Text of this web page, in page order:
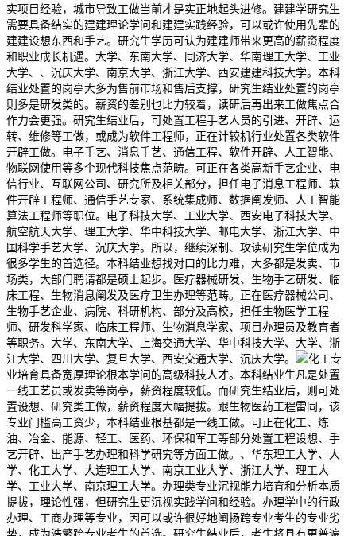
实项目经验，城市导致工做当前才是实正地起头进修。建建学研究生
需要具备结实的建建理论学问和建建实践经验，可以或许使用先辈的
建建设想东西和手艺。研究生学历可认为建建师带来更高的薪资程度
和职业成长机遇。大学、东南大学、同济大学、华南理工大学、工业
大学、、沉庆大学、南京大学、浙江大学、西安建建科技大学。本科
结业处置的岗亭大多为售前市场和售后支撑，研究生结业处置的岗亭
则多是研发类的。薪资的差别也比力较着，读研后再出来工做焦点合
作力会更强。研究生结业后，可处置工程手艺人员的引进、开辟、运
转、维修等工做，或成为软件工程师，正在计较机行业处置各类软件
开辟工做。电子手艺、消息手艺、通信工程、软件开辟、人工智能、
物联网使用等多个现代科技焦点范畴。可正在各类高新手艺企业、电
信行业、互联网公司、研究所及相关部分，担任电子消息工程师、软
件开辟工程师、通信手艺专家、系统集成师、数据阐发师、人工智能
算法工程师等职位。电子科技大学、工业大学、西安电子科技大学、
航空航天大学、理工大学、华中科技大学、邮电大学、浙江大学、中
国科学手艺大学、沉庆大学。所以，继续深制、攻读研究生学位成为
很多学生的首选径。本科结业想找对口的比力难，大多都是发卖、市
场类，大部门聘请都是硕士起步。医疗器械研发、生物手艺研发、临
床工程、生物消息阐发及医疗卫生办理等范畴。正在医疗器械公司、
生物手艺企业、病院、科研机构、部分及高校，担任生物医学工程
师、研发科学家、临床工程师、生物消息学家、项目办理员及教育者
等职务。大学、东南大学、上海交通大学、华中科技大学、大学、浙
江大学、四川大学、复旦大学、西安交通大学、沉庆大学。
化工专
业培育具备宽厚理论根本学问的高级科技人才。本科结业生凡是处置
一线工艺员或发卖等岗亭，薪资程度较低。而研究生结业后，则可处
置设想、研究类工做，薪资程度大幅提拔。跟生物医药工程雷同，该
专业门槛高工资少，本科结业根基都是一线工做。可正在化工、炼
油、冶金、能源、轻工、医药、环保和军工等部分处置工程设想、手
艺开辟、出产手艺办理和科学研究等方面工做。、华东理工大学、大
学、化工大学、大连理工大学、南京工业大学、浙江大学、理工大
学、工业大学、南京理工大学。办理类专业沉视能力培育和分析本质
提拔，理论性强，但研究生更沉视实践学问和经验。办理学中的行政
办理、工商办理等专业，因可以或许很好地阐扬跨专业考生的专业劣